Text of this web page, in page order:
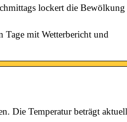
lockert die Bewölkung
Tage mit Wetterbericht und
Die Temperatur beträgt